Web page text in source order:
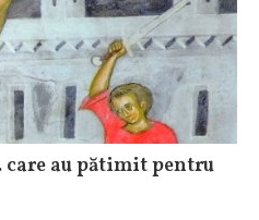
care au pătimit pentru